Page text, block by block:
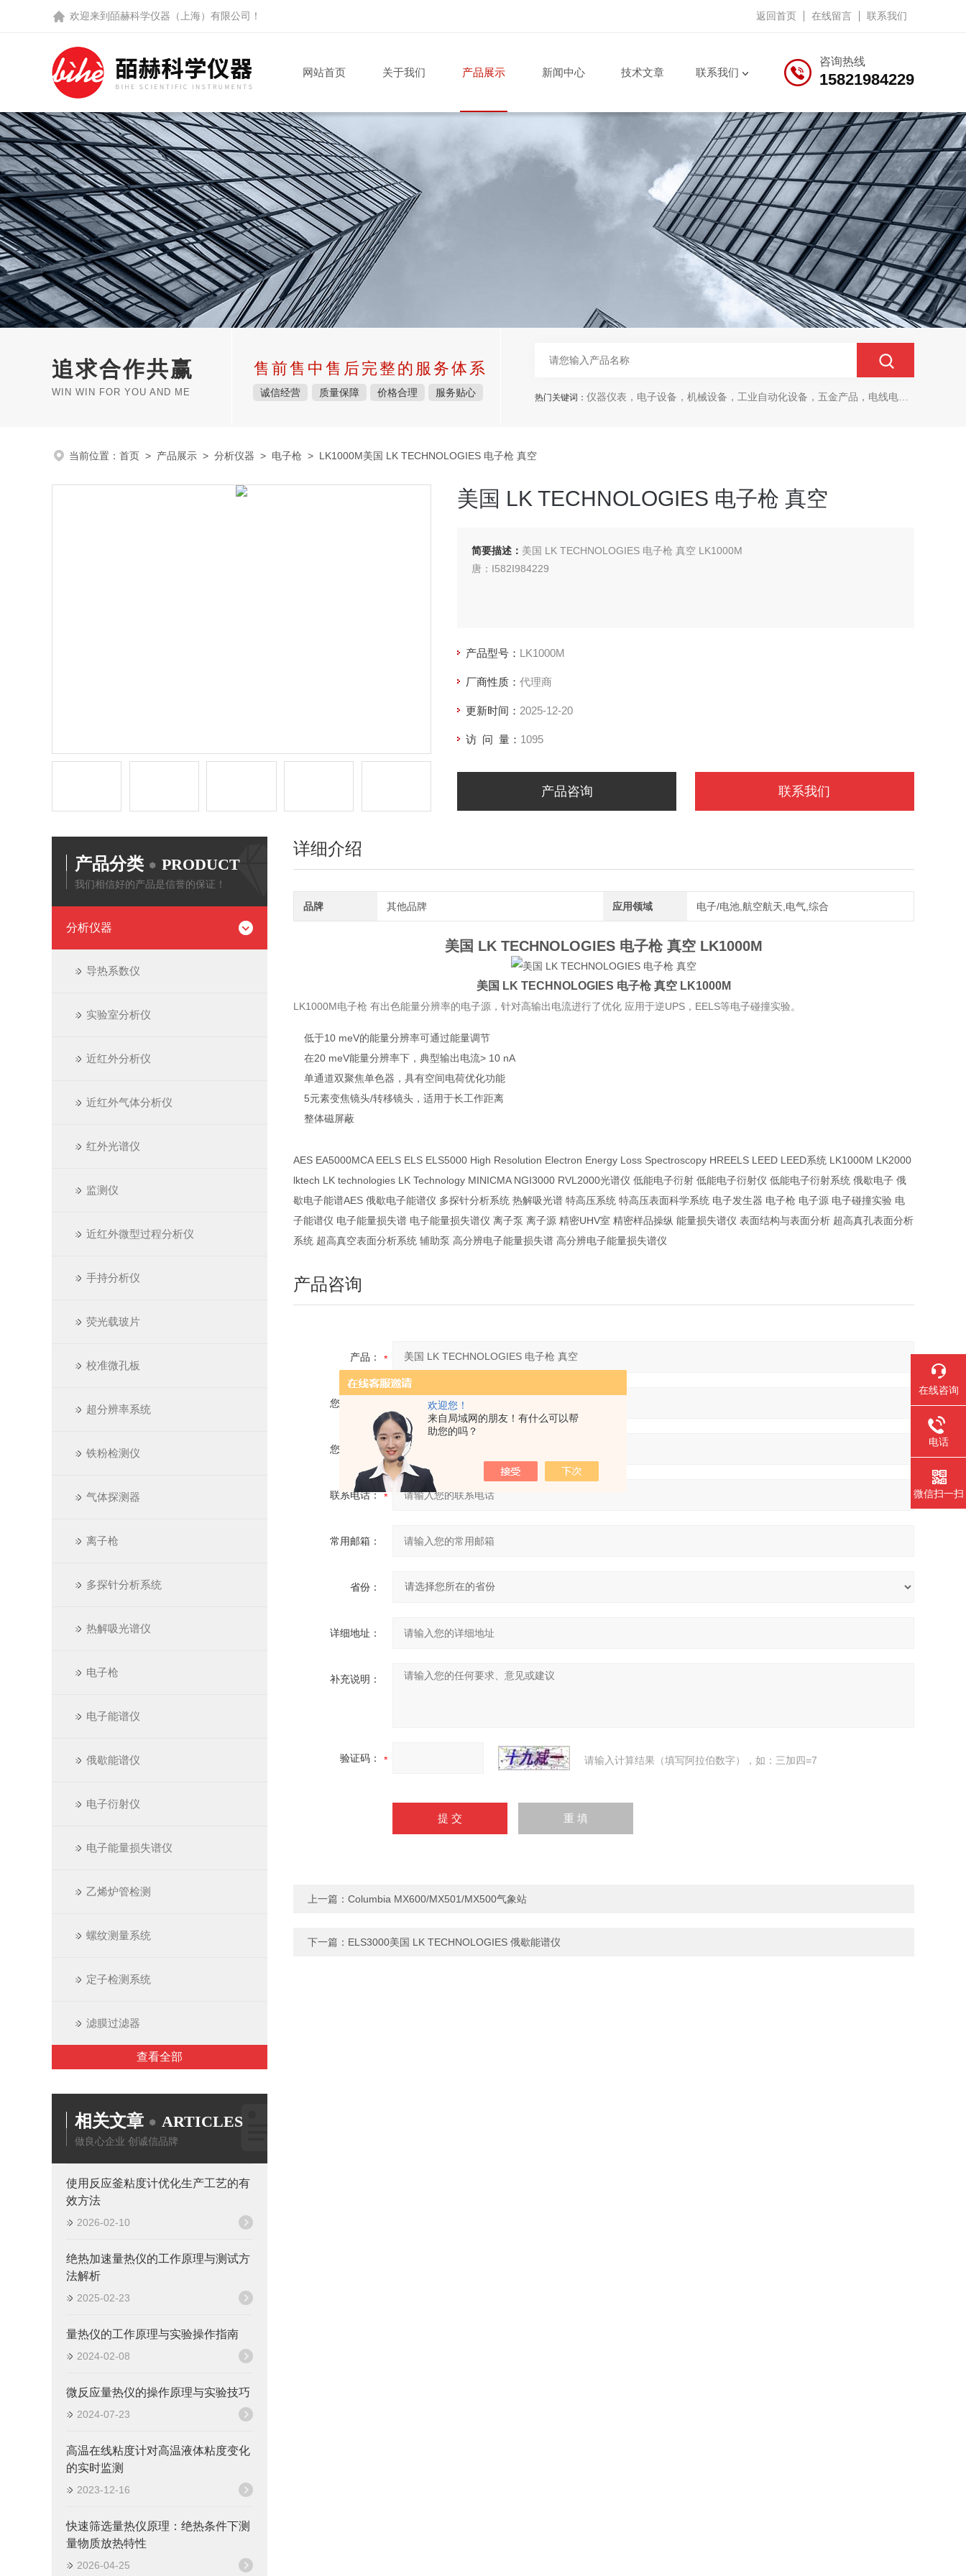
欢迎您！
来自局域网的朋友！有什么可以帮
助您的吗？
欢迎来到 皕赫科学仪器（上海）有限公司 ！ 返回首页 在线留言 联系我们
咨询热线
15821984229
网站首页 关于我们 产品展示 新闻中心 技术文章 联系我们
追求合作共赢
WIN WIN FOR YOU AND ME
售前售中售后完整的服务体系
诚信经营 质量保障 价格合理 服务贴心 热门关键词： 仪器仪表，电子设备，机械设备，工业自动化设备，五金产品，电线电缆，金属材料，电子
当前位置： 首页 > 产品展示 > 分析仪器 > 电子枪 > LK1000M美国 LK TECHNOLOGIES 电子枪 真空
美国 LK TECHNOLOGIES 电子枪 真空
简要描述： 美国 LK TECHNOLOGIES 电子枪 真空 LK1000M
唐：I582I984229
产品型号： LK1000M
厂商性质： 代理商
更新时间： 2025-12-20
访 问 量： 1095
产品咨询 联系我们
产品分类 PRODUCT
我们相信好的产品是信誉的保证！
分析仪器
导热系数仪
实验室分析仪
近红外分析仪
近红外气体分析仪
红外光谱仪
监测仪
近红外微型过程分析仪
手持分析仪
荧光载玻片
校准微孔板
超分辨率系统
铁粉检测仪
气体探测器
离子枪
多探针分析系统
热解吸光谱仪
电子枪
电子能谱仪
俄歇能谱仪
电子衍射仪
电子能量损失谱仪
乙烯炉管检测
螺纹测量系统
定子检测系统
滤膜过滤器
查看全部
相关文章 ARTICLES
做良心企业 创诚信品牌
使用反应釜粘度计优化生产工艺的有
效方法
2026-02-10
绝热加速量热仪的工作原理与测试方
法解析
2025-02-23
量热仪的工作原理与实验操作指南
2024-02-08
微反应量热仪的操作原理与实验技巧
2024-07-23
高温在线粘度计对高温液体粘度变化
的实时监测
2023-12-16
快速筛选量热仪原理：绝热条件下测
量物质放热特性
2026-04-25
详细介绍
品牌 其他品牌 应用领域 电子/电池,航空航天,电气,综合
美国 LK TECHNOLOGIES 电子枪 真空 LK1000M
美国 LK TECHNOLOGIES 电子枪 真空 LK1000M
LK1000M电子枪 有出色能量分辨率的电子源，针对高输出电流进行了优化 应用于逆UPS，EELS等电子碰撞实验。
低于10 meV的能量分辨率可通过能量调节
在20 meV能量分辨率下，典型输出电流> 10 nA
单通道双聚焦单色器，具有空间电荷优化功能
5元素变焦镜头/转移镜头，适用于长工作距离
整体磁屏蔽
AES EA5000MCA EELS ELS ELS5000 High Resolution Electron Energy Loss Spectroscopy HREELS LEED LEED系统 LK1000M LK2000
lktech LK technologies LK Technology MINICMA NGI3000 RVL2000光谱仪 低能电子衍射 低能电子衍射仪 低能电子衍射系统 俄歇电子 俄
歇电子能谱AES 俄歇电子能谱仪 多探针分析系统 热解吸光谱 特高压系统 特高压表面科学系统 电子发生器 电子枪 电子源 电子碰撞实验 电
子能谱仪 电子能量损失谱 电子能量损失谱仪 离子泵 离子源 精密UHV室 精密样品操纵 能量损失谱仪 表面结构与表面分析 超高真孔表面分析
系统 超高真空表面分析系统 辅助泵 高分辨电子能量损失谱 高分辨电子能量损失谱仪
产品咨询
产品：
您的单位：
您的姓名：
联系电话：
常用邮箱：
省份：
详细地址：
补充说明：
验证码： 请输入计算结果（填写阿拉伯数字），如：三加四=7
上一篇： Columbia MX600/MX501/MX500气象站
下一篇： ELS3000美国 LK TECHNOLOGIES 俄歇能谱仪
在线咨询
电话
微信扫一扫